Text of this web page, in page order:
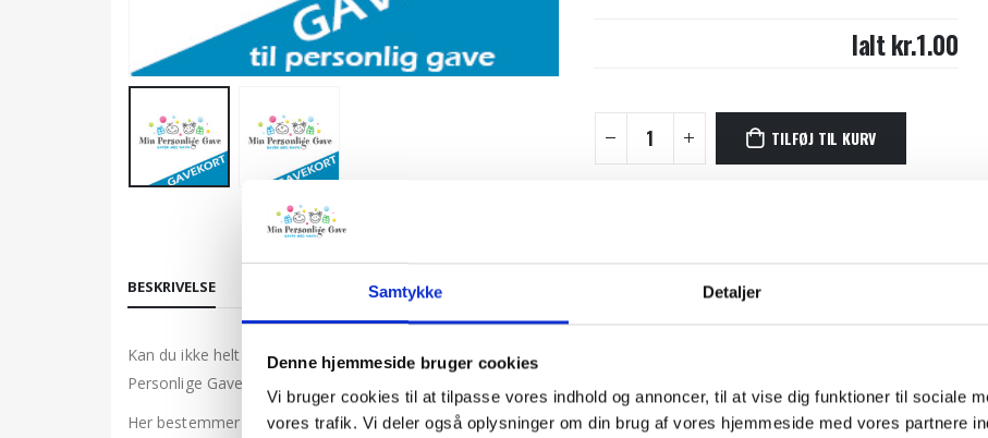
Samtykke Detaljer
Denne hjemmeside bruger cookies
Vi bruger cookies til at tilpasse vores indhold og annoncer, til at vise dig funktioner til sociale
vores trafik. Vi deler også oplysninger om din brug af vores hjemmeside med vores partnere
Ialtkr.1.00
TILFØJ TIL KURV
BESKRIVELSE
Kan du ikke helt bestemme dig, eller mangler du måske nogle oplysninger til din personlige gave? Så køb et gavekort til
Personlige Gave.
Her bestemmer du selv værdien af gavekortet (interval på 1 Dkr).